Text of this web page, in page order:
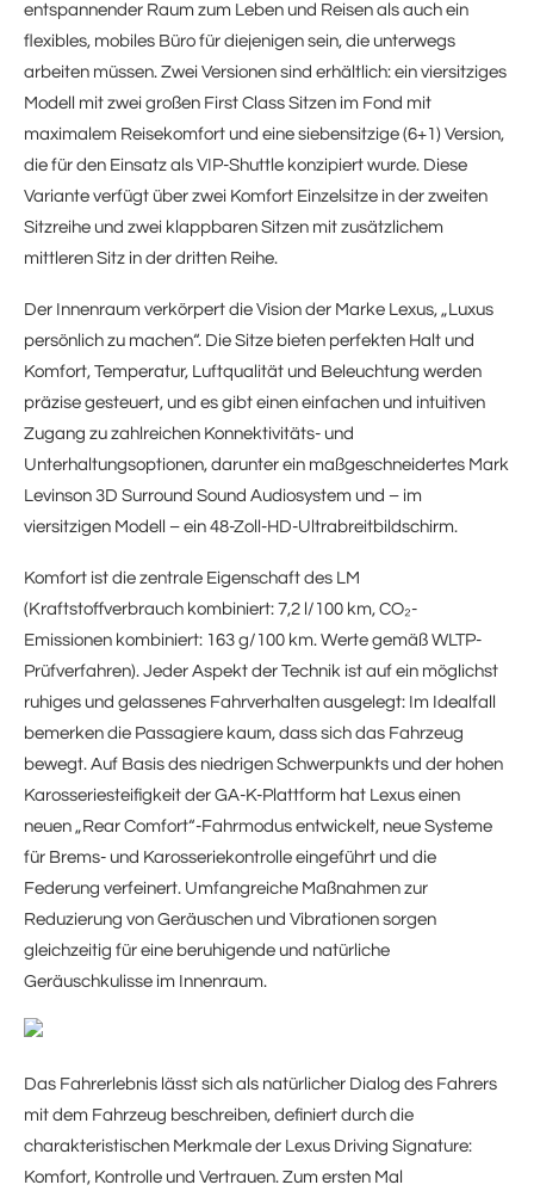
entspannender Raum zum Leben und Reisen als auch ein
flexibles, mobiles Büro für diejenigen sein, die unterwegs
arbeiten müssen. Zwei Versionen sind erhältlich: ein viersitziges
Modell mit zwei großen First Class Sitzen im Fond mit
maximalem Reisekomfort und eine siebensitzige (6+1) Version,
die für den Einsatz als VIP-Shuttle konzipiert wurde. Diese
Variante verfügt über zwei Komfort Einzelsitze in der zweiten
Sitzreihe und zwei klappbaren Sitzen mit zusätzlichem
mittleren Sitz in der dritten Reihe.
Der Innenraum verkörpert die Vision der Marke Lexus, „Luxus
persönlich zu machen“. Die Sitze bieten perfekten Halt und
Komfort, Temperatur, Luftqualität und Beleuchtung werden
präzise gesteuert, und es gibt einen einfachen und intuitiven
Zugang zu zahlreichen Konnektivitäts- und
Unterhaltungsoptionen, darunter ein maßgeschneidertes Mark
Levinson 3D Surround Sound Audiosystem und – im
viersitzigen Modell – ein 48-Zoll-HD-Ultrabreitbildschirm.
Komfort ist die zentrale Eigenschaft des LM
(Kraftstoffverbrauch kombiniert: 7,2 l/100 km, CO₂-
Emissionen kombiniert: 163 g/100 km. Werte gemäß WLTP-
Prüfverfahren). Jeder Aspekt der Technik ist auf ein möglichst
ruhiges und gelassenes Fahrverhalten ausgelegt: Im Idealfall
bemerken die Passagiere kaum, dass sich das Fahrzeug
bewegt. Auf Basis des niedrigen Schwerpunkts und der hohen
Karosseriesteifigkeit der GA-K-Plattform hat Lexus einen
neuen „Rear Comfort“-Fahrmodus entwickelt, neue Systeme
für Brems- und Karosseriekontrolle eingeführt und die
Federung verfeinert. Umfangreiche Maßnahmen zur
Reduzierung von Geräuschen und Vibrationen sorgen
gleichzeitig für eine beruhigende und natürliche
Geräuschkulisse im Innenraum.
Das Fahrerlebnis lässt sich als natürlicher Dialog des Fahrers
mit dem Fahrzeug beschreiben, definiert durch die
charakteristischen Merkmale der Lexus Driving Signature:
Komfort, Kontrolle und Vertrauen. Zum ersten Mal